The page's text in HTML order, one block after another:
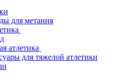
для метания
атлетика
для тяжелой атлетики